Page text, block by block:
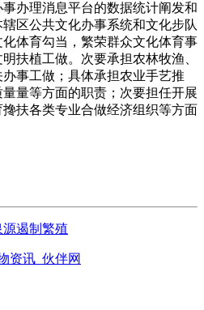
办理消息平台的数据统计阐发和
区公共文化办事系统和文化步队
体育勾当，繁荣群众文化体育事
扶植工做。次要承担农林牧渔、
事工做；具体承担农业手艺推
量等方面的职责；次要担任开展
扶各类专业合做经济组织等方面
遏制繁殖
资讯_伙伴网